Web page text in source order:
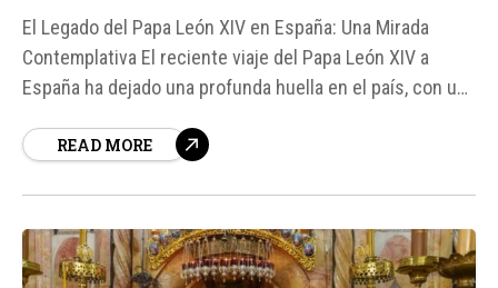
El Legado del Papa León XIV en España: Una Mirada
Contemplativa El reciente viaje del Papa León XIV a
España ha dejado una profunda huella en el país, con un
contemplación, la dignidad de la persona y la belleza
READ MORE